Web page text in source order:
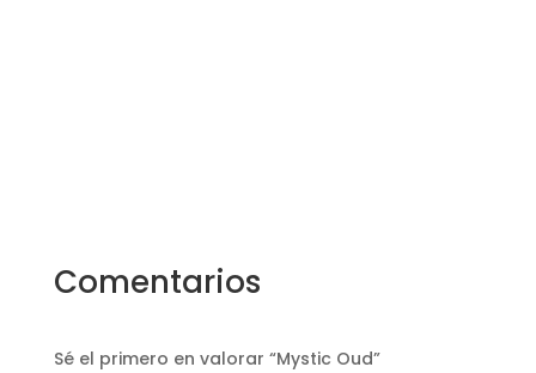
Comentarios
Sé el primero en valorar “Mystic Oud”